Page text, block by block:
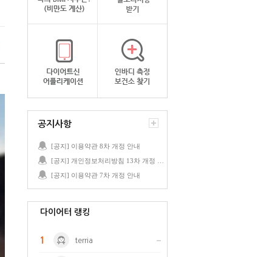
공지사항
[공지] 이용약관 8차 개정 안내
[공지] 이용약관 7차 개정 안내
다이어터 랭킹
1 terria